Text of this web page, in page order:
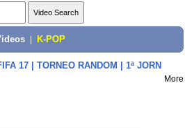
K-POP
17 | TORNEO RANDOM | 1ª JORN
More